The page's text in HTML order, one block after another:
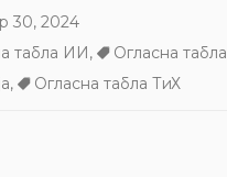
30, 2024
табла ИИ,
Огласна табла
, Огласна табла ТиХ